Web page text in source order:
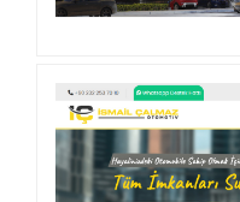
AYSIRA REZIDANS